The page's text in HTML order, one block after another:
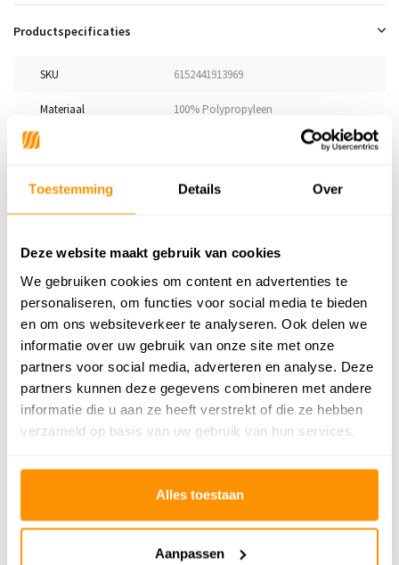
Toestemming Details Over
Deze website maakt gebruik van cookies
We gebruiken cookies om content en advertenties te
personaliseren, om functies voor social media te bieden
en om ons websiteverkeer te analyseren. Ook delen we
informatie over uw gebruik van onze site met onze
partners voor social media, adverteren en analyse. Deze
partners kunnen deze gegevens combineren met andere
informatie die u aan ze heeft verstrekt of die ze hebben
verzameld op basis van uw gebruik van hun services.
Alles toestaan
Aanpassen
Je bespaart 35 euro
Buy now, pay later
Productspecificaties
SKU 6152441913969
Materiaal 100% Polypropyleen
Gewicht
Productiemethode Machinaal geweven
Vloerverwarming Geschikt
Geschikt voor: Binnen of
Binnen & buiten
Anti allergie Ja
Gecertificeerd OEKO-TEX®